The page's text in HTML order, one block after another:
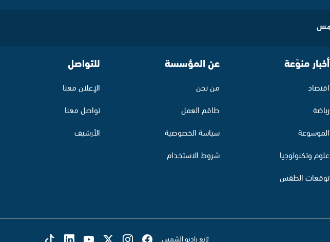
أخبار منوّعة
اقتصاد
رياضة
الموسوعة
علوم وتكنولوجيا
توقعات الطقس
عن المؤسسة
من نحن
طاقم العمل
سياسة الخصوصية
شروط الاستخدام
للتواصل
الإعلان معنا
تواصل معنا
الأرشيف
تابع راديو الشمس